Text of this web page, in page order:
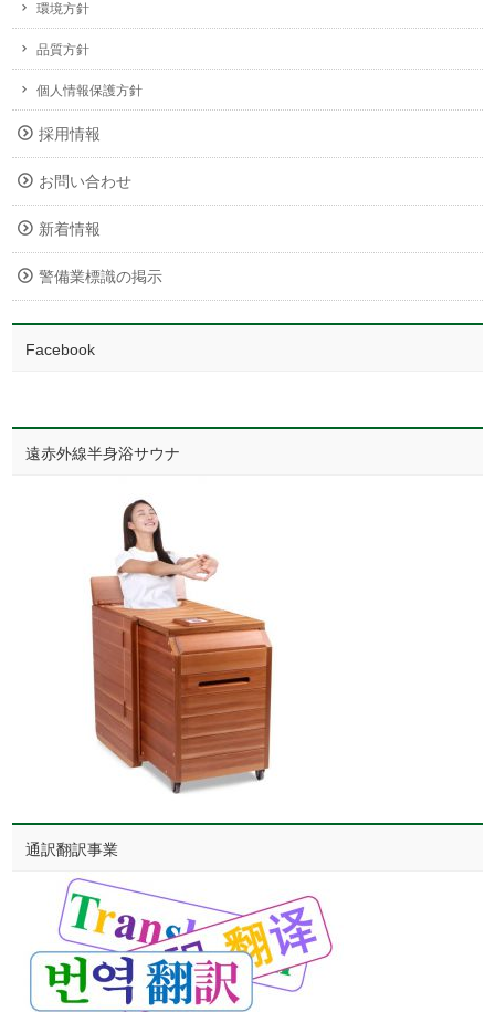
環境方針
品質方針
個人情報保護方針
採用情報
お問い合わせ
新着情報
警備業標識の掲示
Facebook
遠赤外線半身浴サウナ
通訳翻訳事業